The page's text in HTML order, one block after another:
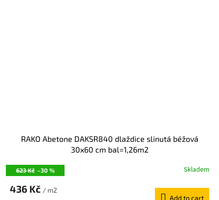
623 Kč –30 %
RAKO Abetone DAKSR840 dlaždice slinutá béžová
30x60 cm bal=1,26m2
Skladem
436 Kč / m2
Add to cart